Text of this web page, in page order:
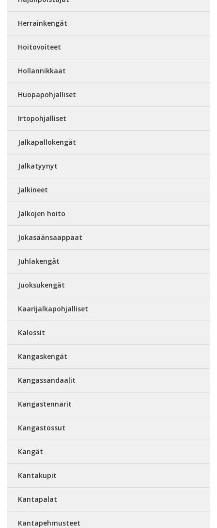
Herrainkengät
Hoitovoiteet
Hollannikkaat
Huopapohjalliset
Irtopohjalliset
Jalkapallokengät
Jalkatyynyt
Jalkineet
Jalkojen hoito
Jokasäänsaappaat
Juhlakengät
Juoksukengät
Kaarijalkapohjalliset
Kalossit
Kangaskengät
Kangassandaalit
Kangastennarit
Kangastossut
Kangät
Kantakupit
Kantapalat
Kantapehmusteet